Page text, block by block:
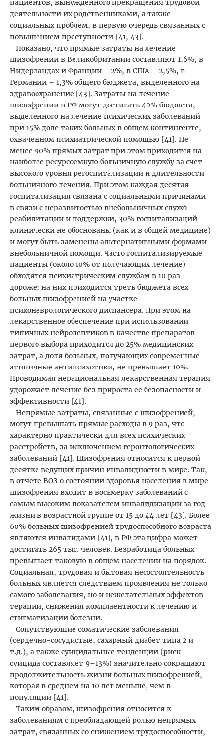
пациентов, вынужденного прекращения трудовой
деятельности их родственниками, а также
социальных проблем, в первую очередь связанных с
повышением преступности [41, 43].
Показано, что прямые затраты на лечение
шизофрении в Великобритании составляют 1,6%, в
Нидерландах и Франции – 2%, в США – 2,5%, в
Германии – 1,3% общего бюджета, выделенного на
здравоохранение [43]. Затраты на лечение
шизофрении в РФ могут достигать 40% бюджета,
выделенного на лечение психических заболеваний
при 15% доле таких больных в общем контингенте,
охваченном психиатрической помощью [41]. Не
менее 90% прямых затрат при этом приходится на
наиболее ресурсоемкую больничную службу за счет
высокого уровня регоспитализации и длительности
больничного лечения. При этом каждая десятая
госпитализация связана с социальными причинами
в связи с неразвитостью внебольничных служб
реабилитации и поддержки, 30% госпитализаций
клинически не обоснованы (как и в общей медицине)
и могут быть заменены альтернативными формами
внебольничной помощи. Часто госпитализируемые
пациенты (около 10% от получающих лечение)
обходятся психиатрическим службам в 10 раз
дороже; на них приходится треть бюджета всех
больных шизофренией на участке
психоневрологического диспансера. При этом на
лекарственное обеспечение при использовании
типичных нейролептиков в качестве препаратов
первого выбора приходится до 25% медицинских
затрат, а доля больных, получающих современные
атипичные антипсихотики, не превышает 10%.
Проводимая нерациональная лекарственная терапия
удорожает лечение без прироста ее безопасности и
эффективности [41].
Непрямые затраты, связанные с шизофренией,
могут превышать прямые расходы в 9 раз, что
характерно практически для всех психических
расстройств, за исключением геронтологических
заболеваний [41]. Шизофрения относится к первой
десятке ведущих причин инвалидности в мире. Так,
в отчете ВОЗ о состоянии здоровья населения в мире
шизофрения входит в восьмерку заболеваний с
самым высоким показателем инвалидизации за год
жизни в возрастной группе от 15 до 44 лет [43]. Более
60% больных шизофренией трудоспособного возраста
являются инвалидами [41], в РФ эта цифра может
достигать 265 тыс. человек. Безработица больных
превышает таковую в общем населении на порядок.
Социальная, трудовая и бытовая несостоятельность
больных является следствием проявления не только
самого заболевания, но и нежелательных эффектов
терапии, снижения комплаентности к лечению и
стигматизации болезни.
Сопутствующие соматические заболевания
(сердечно-сосудистые, сахарный диабет типа 2 и
т.д.), а также суицидальные тенденции (риск
суицида составляет 9–13%) значительно сокращают
продолжительность жизни больных шизофренией,
которая в среднем на 10 лет меньше, чем в
популяции [41].
Таким образом, шизофрения относится к
заболеваниям с преобладающей ролью непрямых
затрат, связанных со снижением трудоспособности,